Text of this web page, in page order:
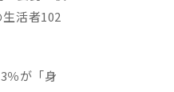
活者102
％が「身